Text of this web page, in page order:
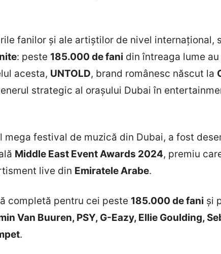
fanilor și ale artiștilor de nivel internațional,
: peste 185.000 de fani din întreaga lume
acesta, UNTOLD, brand românesc născut la
strategic al orașului Dubai în
mega festival de muzică din Dubai, a fost
Middle East Event Awards 2024, premiu
live din Emiratele Arabe.
completă pentru cei peste 185.000 de fani și
Van Buuren, PSY, G-Eazy, Ellie Goulding,
.